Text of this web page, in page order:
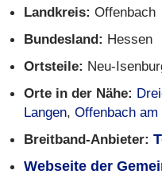
Landkreis: Offenbach
Bundesland: Hessen
Ortsteile: Neu-
Orte in der Nähe:
Langen, Offenbach am
Breitband-Anbieter:
Webseite der